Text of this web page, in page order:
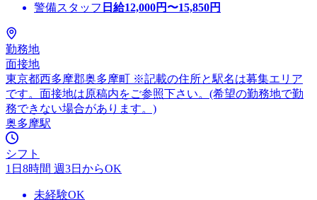
警備スタッフ 日給12,000円〜15,850円
勤務地
面接地
東京都西多摩郡奥多摩町 ※記載の住所と駅名は募集エリア
です。面接地は原稿内をご参照下さい。(希望の勤務地で勤
務できない場合があります。)
奥多摩駅
シフト
1日8時間 週3日からOK
未経験OK